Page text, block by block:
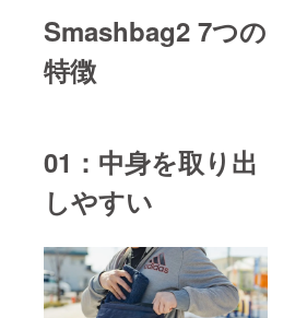
Smashbag2 7つの
特徴
01：中身を取り出
しやすい